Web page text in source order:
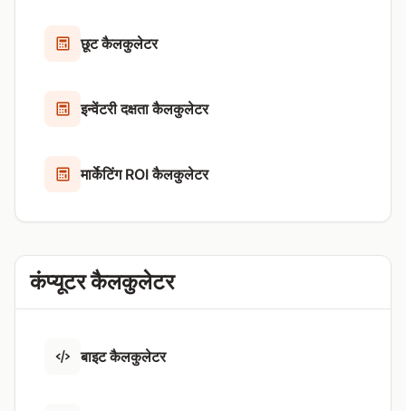
छूट कैलकुलेटर
इन्वेंटरी दक्षता कैलकुलेटर
मार्केटिंग ROI कैलकुलेटर
कंप्यूटर कैलकुलेटर
बाइट कैलकुलेटर